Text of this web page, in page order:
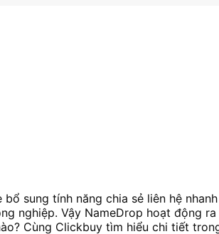
sung tính năng chia sẻ liên hệ
nghiệp. Vậy NameDrop hoạt động
Cùng Clickbuy tìm hiểu chi tiết